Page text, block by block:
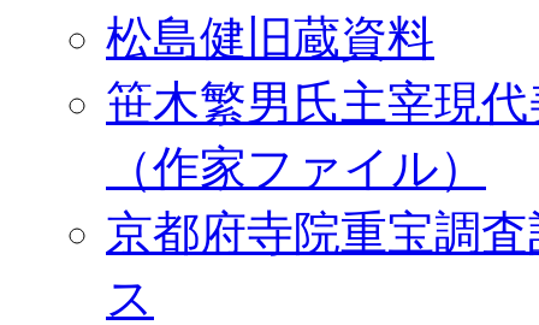
松島健旧蔵資料
笹木繁男氏主宰現
（作家ファイル）
京都府寺院重宝調
ス